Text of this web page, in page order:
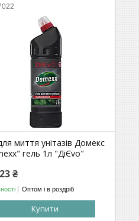
миття унітазів Домекс
гель 1л "ДіЄvo"
₴
Оптом і в роздріб
Купити